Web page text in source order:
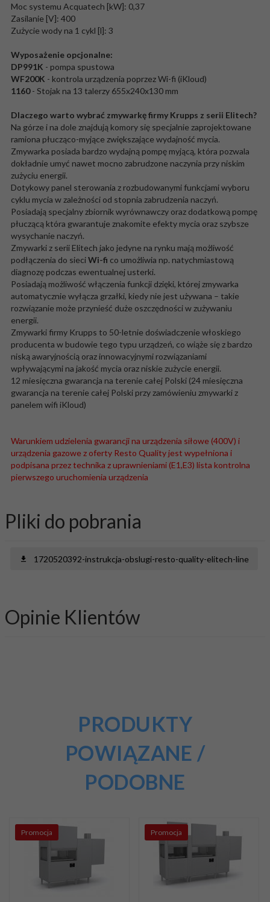
Moc systemu Acquatech [kW]: 0,37
Zasilanie [V]: 400
Zużycie wody na 1 cykl [l]: 3
Wyposażenie opcjonalne:
DP991K - pompa spustowa
WF200K - kontrola urządzenia poprzez Wi-fi (iKloud)
1160- Stojak na 13 talerzy 655x240x130 mm
Dlaczego warto wybrać zmywarkę firmy Krupps z serii Elitech?
Na górze i na dole znajdują komory się specjalnie zaprojektowane
ramiona płucząco-myjące zwiększające wydajność mycia.
Zmywarka posiada bardzo wydajną pompę myjącą, która pozwala
dokładnie umyć nawet mocno zabrudzone naczynia przy niskim
zużyciu energii.
Dotykowy panel sterowania z rozbudowanymi funkcjami wyboru
cyklu mycia w zależności od stopnia zabrudzenia naczyń.
Posiadają specjalny zbiornik wyrównawczy oraz dodatkową pompę
płuczącą która gwarantuje znakomite efekty mycia oraz szybsze
wysychanie naczyń.
Zmywarki z serii Elitech jako jedyne na rynku mają możliwość
podłączenia do sieciWi-fi co umożliwia np. natychmiastową
diagnozę podczas ewentualnej usterki.
Posiadają możliwość włączenia funkcji dzięki, której zmywarka
automatycznie wyłącza grzałki, kiedy nie jest używana – takie
rozwiązanie może przynieść duże oszczędności w zużywaniu
energii.
Zmywarki firmy Krupps to 50-letnie doświadczenie włoskiego
producenta w budowie tego typu urządzeń, co wiąże się z bardzo
niską awaryjnością oraz innowacyjnymi rozwiązaniami
wpływającymi na jakość mycia oraz niskie zużycie energii.
12 miesięczna gwarancja na terenie całej Polski (24 miesięczna
gwarancja na terenie całej Polski przy zamówieniu zmywarki z
panelem wifi iKloud)
Warunkiem udzielenia gwarancji na urządzenia siłowe (400V) i
urządzenia gazowe z oferty Resto Quality jest wypełniona i
podpisana przez technika z uprawnieniami (E1,E3) lista kontrolna
pierwszego uruchomienia urządzenia
Pliki do pobrania
1720520392-instrukcja-obslugi-resto-quality-elitech-line
Opinie Klientów
PRODUKTY
POWIĄZANE /
PODOBNE
Promocja Promocja